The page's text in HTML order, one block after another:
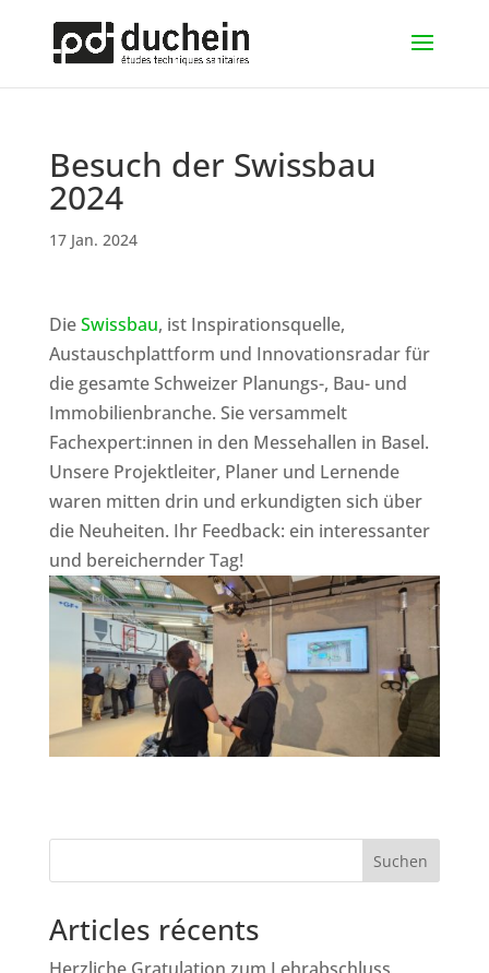
Besuch der Swissbau
2024
17 Jan. 2024
DieSwissbau, ist Inspirationsquelle,
Austauschplattform und Innovationsradar für
die gesamte Schweizer Planungs-, Bau- und
Immobilienbranche. Sie versammelt
Fachexpert:innen in den Messehallen in Basel.
Unsere Projektleiter, Planer und Lernende
waren mitten drin und erkundigten sich über
die Neuheiten. Ihr Feedback: ein interessanter
und bereichernder Tag!
Suchen
Articles récents